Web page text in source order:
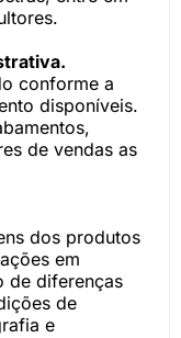
conforme a
disponíveis.
de vendas as
dos produtos
em
de diferenças
de
e